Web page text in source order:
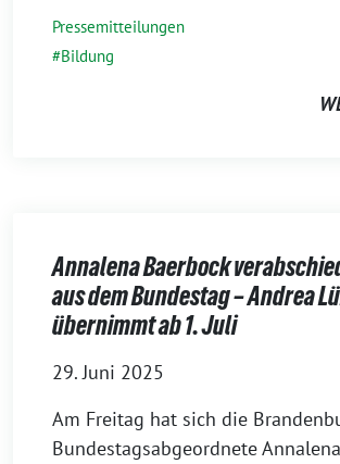
Pressemitteilungen
Bildung
Annalena Baerbock
aus dem Bundestag – Andrea
übernimmt ab 1. Juli
29. Juni 2025
Am Freitag hat sich die
Bundestagsabgeordnete